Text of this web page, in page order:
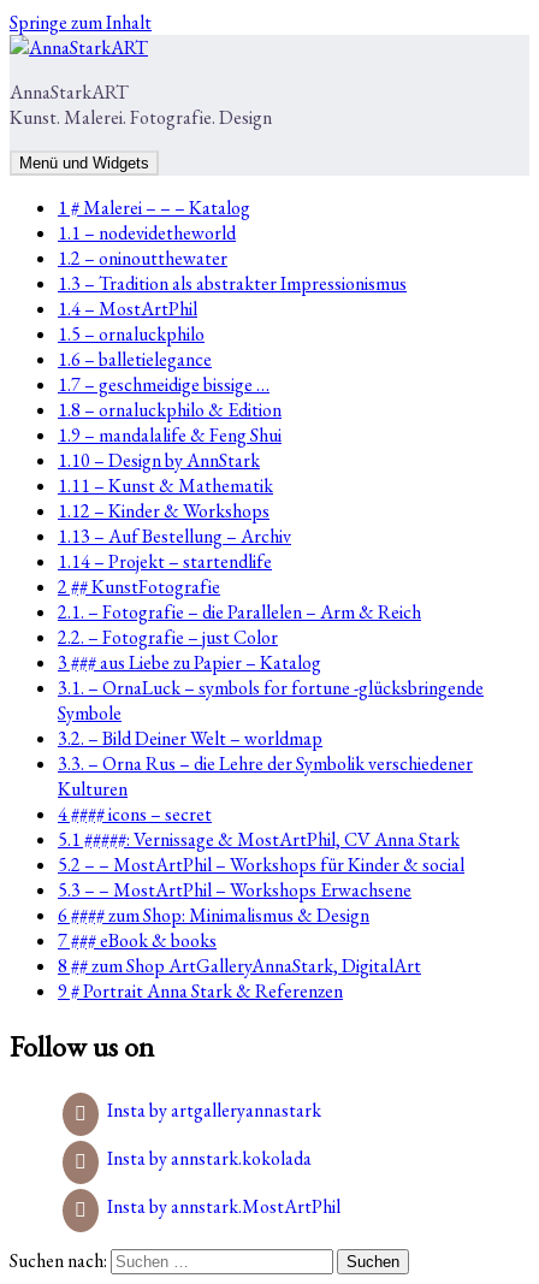
Springe zum Inhalt
AnnaStarkART
Kunst. Malerei. Fotografie. Design
Menü und Widgets
1 # Malerei – – – Katalog
1.1 – nodevidetheworld
1.2 – oninoutthewater
1.3 – Tradition als abstrakter Impressionismus
1.4 – MostArtPhil
1.5 – ornaluckphilo
1.6 – balletielegance
1.7 – geschmeidige bissige …
1.8 – ornaluckphilo & Edition
1.9 – mandalalife & Feng Shui
1.10 – Design by AnnStark
1.11 – Kunst & Mathematik
1.12 – Kinder & Workshops
1.13 – Auf Bestellung – Archiv
1.14 – Projekt – startendlife
2 ## KunstFotografie
2.1. – Fotografie – die Parallelen – Arm & Reich
2.2. – Fotografie – just Color
3 ### aus Liebe zu Papier – Katalog
3.1. – OrnaLuck – symbols for fortune -glücksbringende
Symbole
3.2. – Bild Deiner Welt – worldmap
3.3. – Orna Rus – die Lehre der Symbolik verschiedener
Kulturen
4 #### icons – secret
5.1 #####: Vernissage & MostArtPhil, CV Anna Stark
5.2 – – MostArtPhil – Workshops für Kinder & social
5.3 – – MostArtPhil – Workshops Erwachsene
6 #### zum Shop: Minimalismus & Design
7 ### eBook & books
8 ## zum Shop ArtGalleryAnnaStark, DigitalArt
9 # Portrait Anna Stark & Referenzen
Follow us on
Insta by artgalleryannastark
Insta by annstark.kokolada
Insta by annstark.MostArtPhil
Suchen nach: